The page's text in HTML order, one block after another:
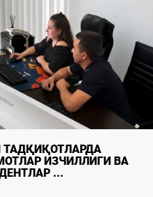
СИФАТИ ВА
ТАЪМ ...